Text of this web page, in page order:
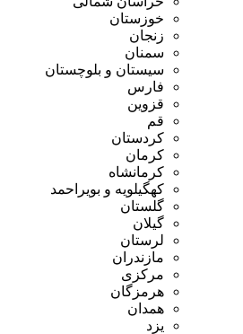
خوزستان
زنجان
سمنان
سیستان و بلوچستان
فارس
قزوین
قم
کردستان
کرمان
کرمانشاه
کهگیلویه و بویراحمد
گلستان
گیلان
لرستان
مازندران
مرکزی
هرمزگان
همدان
یزد